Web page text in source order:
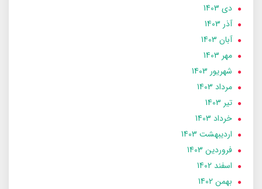
دی 1403
آذر 1403
آبان 1403
مهر 1403
شهریور 1403
مرداد 1403
تير 1403
خرداد 1403
ارديبهشت 1403
فروردین 1403
اسفند 1402
بهمن 1402